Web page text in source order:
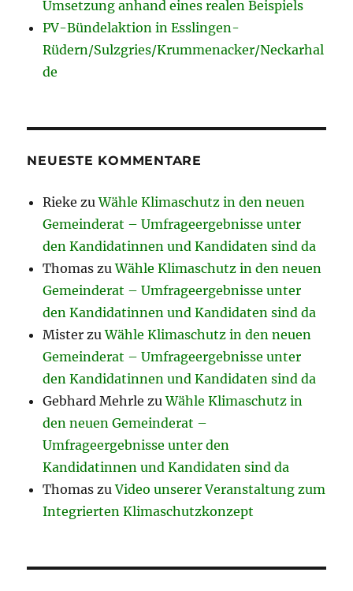
Umsetzung anhand eines realen Beispiels
PV-Bündelaktion in Esslingen-
Rüdern/Sulzgries/Krummenacker/Neckarhal
de
NEUESTE KOMMENTARE
Rieke zuWähle Klimaschutz in den neuen
Gemeinderat – Umfrageergebnisse unter
den Kandidatinnen und Kandidaten sind da
Thomas zuWähle Klimaschutz in den neuen
Gemeinderat – Umfrageergebnisse unter
den Kandidatinnen und Kandidaten sind da
Mister zuWähle Klimaschutz in den neuen
Gemeinderat – Umfrageergebnisse unter
den Kandidatinnen und Kandidaten sind da
Gebhard Mehrle zuWähle Klimaschutz in
den neuen Gemeinderat –
Umfrageergebnisse unter den
Kandidatinnen und Kandidaten sind da
Thomas zuVideo unserer Veranstaltung zum
Integrierten Klimaschutzkonzept